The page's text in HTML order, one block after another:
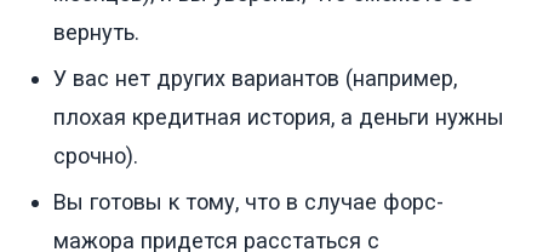
вернуть.
У вас нет других вариантов (например,
плохая кредитная история, а деньги нужны
срочно).
Вы готовы к тому, что в случае форс-
мажора придется расстаться с